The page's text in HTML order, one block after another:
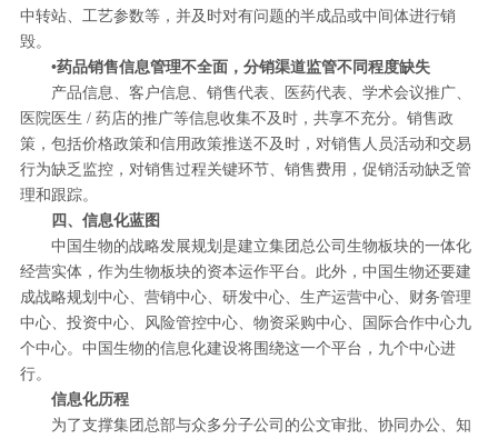
中转站、工艺参数等，并及时对有问题的半成品或中间体进行销
毁。
•药品销售信息管理不全面，分销渠道监管不同程度缺失
产品信息、客户信息、销售代表、医药代表、学术会议推广、
医院医生 / 药店的推广等信息收集不及时，共享不充分。销售政
策，包括价格政策和信用政策推送不及时，对销售人员活动和交易
行为缺乏监控，对销售过程关键环节、销售费用，促销活动缺乏管
理和跟踪。
四、信息化蓝图
中国生物的战略发展规划是建立集团总公司生物板块的一体化
经营实体，作为生物板块的资本运作平台。此外，中国生物还要建
成战略规划中心、营销中心、研发中心、生产运营中心、财务管理
中心、投资中心、风险管控中心、物资采购中心、国际合作中心九
个中心。中国生物的信息化建设将围绕这一个平台，九个中心进
行。
信息化历程
为了支撑集团总部与众多分子公司的公文审批、协同办公、知